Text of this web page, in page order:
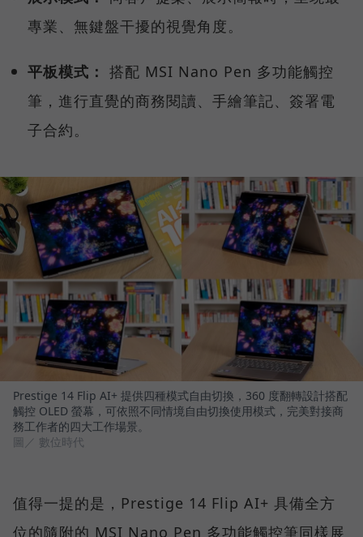
專業、無鍵盤干擾的視覺角度。
平板模式： 搭配 MSI Nano Pen 多功能觸控
筆，進行直覺的商務閱讀、手繪筆記、簽署電
子合約。
Prestige 14 Flip AI+ 提供四種模式自由切換，360 度翻轉設計搭配
觸控 OLED 螢幕，可依照不同情境自由切換使用模式，完美對接商
務工作者的四大工作場景。
圖／ 數位時代
值得一提的是，Prestige 14 Flip AI+ 具備全方
位的隨附的 MSI Nano Pen 多功能觸控筆同樣展